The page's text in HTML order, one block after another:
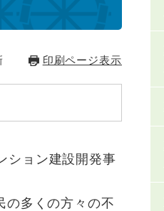
印刷ページ表示
ション建設開発事
多くの方々の不